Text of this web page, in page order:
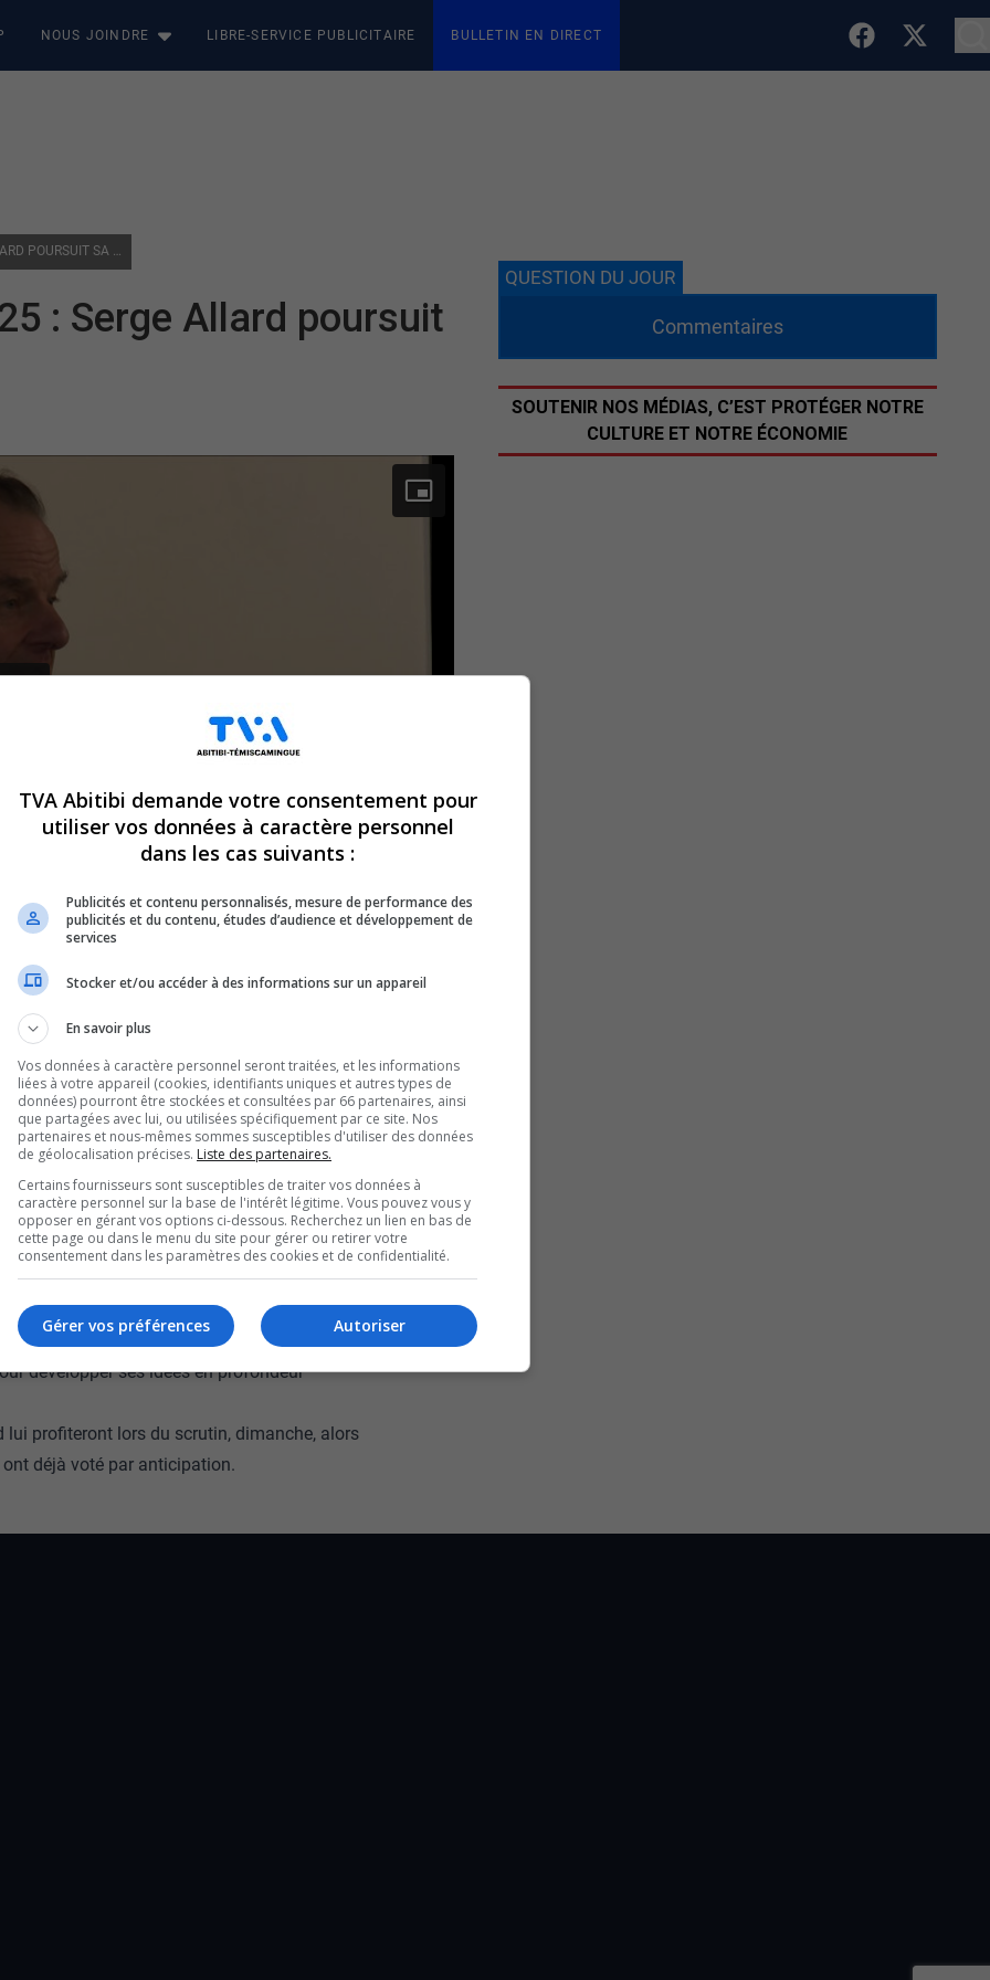
NOUS JOINDRE LIBRE-SERVICE PUBLICITAIRE BULLETIN EN DIRECT
ÉLECTIONS MUNICIPALES 2025 : SERGE ALLARD POURSUIT SA CAMPAGNE À VAL-D’OR
: Serge Allard poursuit
Val-d’Or, Serge
la campagne
sa vision
minières permettrait de financer des
d’Or.
avoir peaufiné son programme à
du milieu.
développer ses idées en profondeur
lui profiteront lors du scrutin, dimanche, alors
ont déjà voté par anticipation.
QUESTION DU JOUR
Commentaires
SOUTENIR NOS MÉDIAS, C’EST PROTÉGER NOTRE
CULTURE ET NOTRE ÉCONOMIE
TVA Abitibi demande votre consentement pour
utiliser vos données à caractère personnel
dans les cas suivants :
Publicités et contenu personnalisés, mesure de performance des
publicités et du contenu, études d’audience et développement de
services
Stocker et/ou accéder à des informations sur un appareil
En savoir plus
Vos données à caractère personnel seront traitées, et les informations
liées à votre appareil (cookies, identifiants uniques et autres types de
données) pourront être stockées et consultées par 66 partenaires, ainsi
que partagées avec lui, ou utilisées spécifiquement par ce site. Nos
partenaires et nous-mêmes sommes susceptibles d'utiliser des données
de géolocalisation précises. Liste des partenaires.
Certains fournisseurs sont susceptibles de traiter vos données à
caractère personnel sur la base de l'intérêt légitime. Vous pouvez vous y
opposer en gérant vos options ci-dessous. Recherchez un lien en bas de
cette page ou dans le menu du site pour gérer ou retirer votre
consentement dans les paramètres des cookies et de confidentialité.
Autoriser
Gérer vos préférences